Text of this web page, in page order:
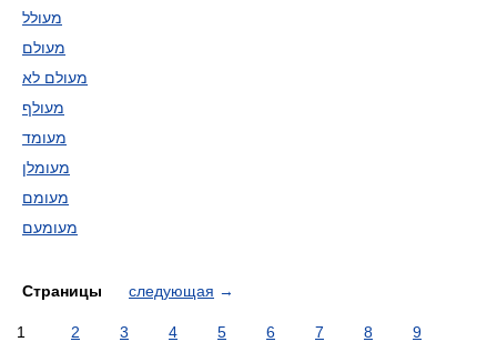
מעולל
מעולם
מעולם לא
מעולף
מעומד
מעומלן
מעומם
מעומעם
Страницы следующая →
1 2 3 4 5 6 7 8
9